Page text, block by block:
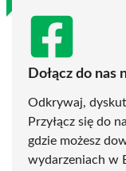
Dołącz do nas
Odkrywaj,
Przyłącz się do
gdzie możesz
wydarzeniach w